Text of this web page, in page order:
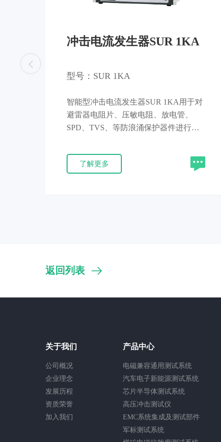
冲击电流发生器SUR 1KA
型号：SUR 1KA
智能型冲击电流发生器SUR 1KA用于对
避雷器电阻片、压敏电阻、放电管、
SPD、TVS、等防浪涌保护器件进行浪
波形，波形的技术指标符合国家标准和
IEC标准规定，产品通过部级鉴定，主
了解更多
返回列表
关于我们
公司概况
企业理念
发展历程
资质荣誉
加入我们
产品中心
电磁兼容通用测试系统
汽车电子新能源测试系统
芯片半导体测试系统
高压冲击测试仪
EMC系统集成及测试部件
军标测试系统